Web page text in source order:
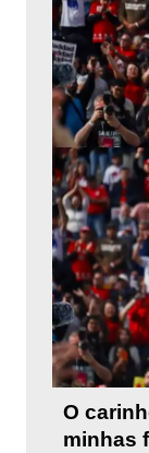
O
minhas